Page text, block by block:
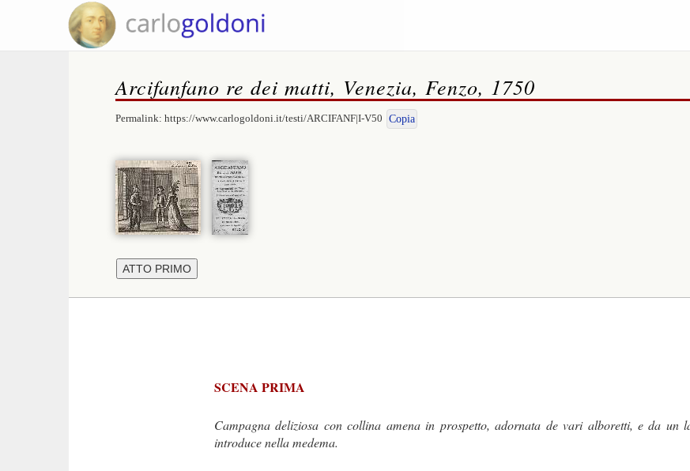
Arcifanfano re dei matti, Venezia, Fenzo, 1750
Permalink: https://www.carlogoldoni.it/testi/ARCIFANF|I-V50 Copia
SCENA PRIMA
Campagna deliziosa con collina amena in prospetto, adornata de vari alboretti, e da un
introduce nella medema.